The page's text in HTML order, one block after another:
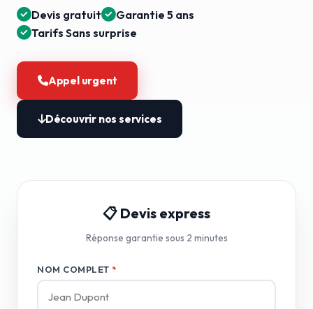
Devis gratuit
Garantie 5 ans
Tarifs Sans surprise
Appel urgent
Découvrir nos services
📋 Devis express
Réponse garantie sous 2 minutes
NOM COMPLET *